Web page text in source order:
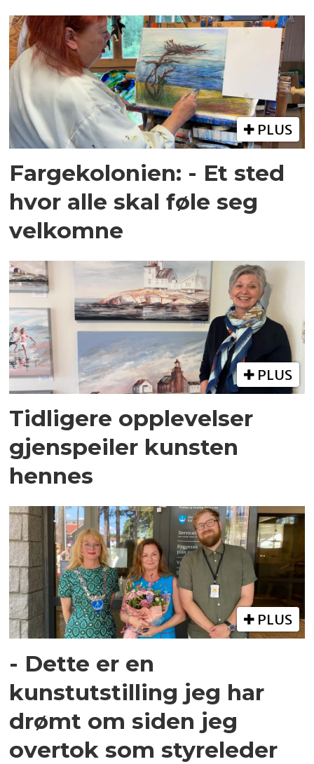
PLUS
Fargekolonien: - Et sted
hvor alle skal føle seg
velkomne
PLUS
Tidligere opplevelser
gjenspeiler kunsten
hennes
PLUS
- Dette er en
kunstutstilling jeg har
drømt om siden jeg
overtok som styreleder